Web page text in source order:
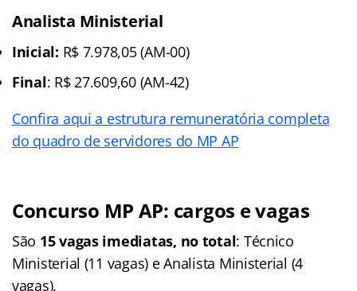
Analista Ministerial
Inicial: R$ 7.978,05 (AM-00)
Final: R$ 27.609,60 (AM-42)
Confira aqui a estrutura remuneratória completa
do quadro de servidores do MP AP
Concurso MP AP: cargos e vagas
São 15 vagas imediatas, no total: Técnico
Ministerial (11 vagas) e Analista Ministerial (4
vagas).